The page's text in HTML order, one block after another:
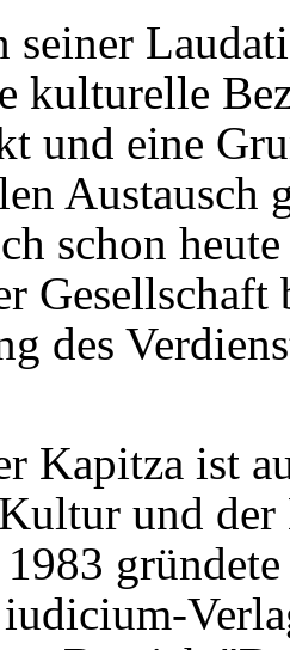
seiner
kulturelle
und eine
Austausch
schon
des
Kapitza ist
und der